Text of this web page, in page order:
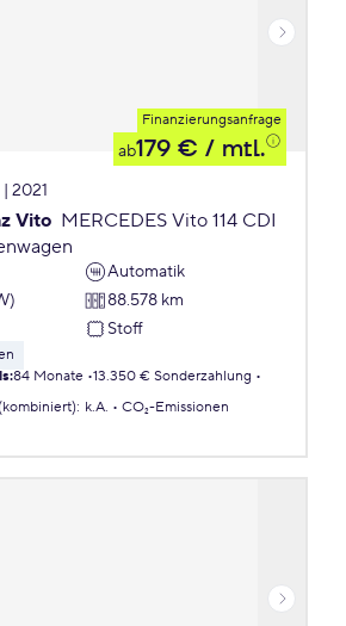
Finanzierungsanfrage
ab179 € / mtl.
2021
Vito MERCEDES Vito 114 CDI
Automatik
88.578 km
Stoff
:84 Monate 13.350 € Sonderzahlung
: k.A.
CO₂-Emissionen